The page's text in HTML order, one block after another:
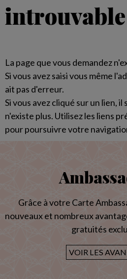
introuvable
La page que vous demandez
Si vous avez saisi vous même
ait pas d'erreur.
Si vous avez cliqué sur un lien, il
n'existe plus. Utilisez les liens
pour poursuivre votre
Grâce à votre Carte
nouveaux et nombreux
gratuités
VOIR LES